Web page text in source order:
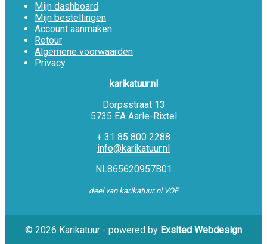
Mijn dashboard
Mijn bestellingen
Account aanmaken
Retour
Algemene voorwaarden
Privacy
karikatuur.nl
Dorpsstraat 13
5735 EA Aarle-Rixtel
+ 31 85 800 2288
info@karikatuur.nl
NL865620957B01
deel van karikatuur.nl VOF
© 2026 Karikatuur - powered by Exsited Webdesign